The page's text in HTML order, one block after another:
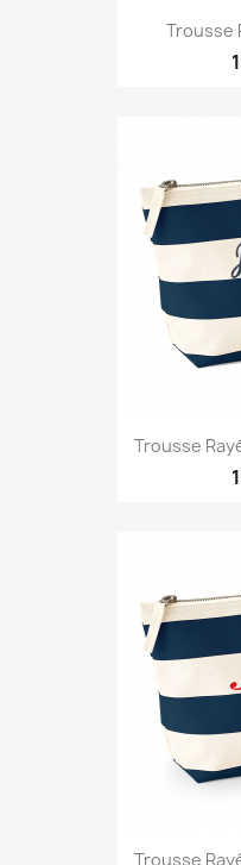
Trousse
Trousse
Trousse